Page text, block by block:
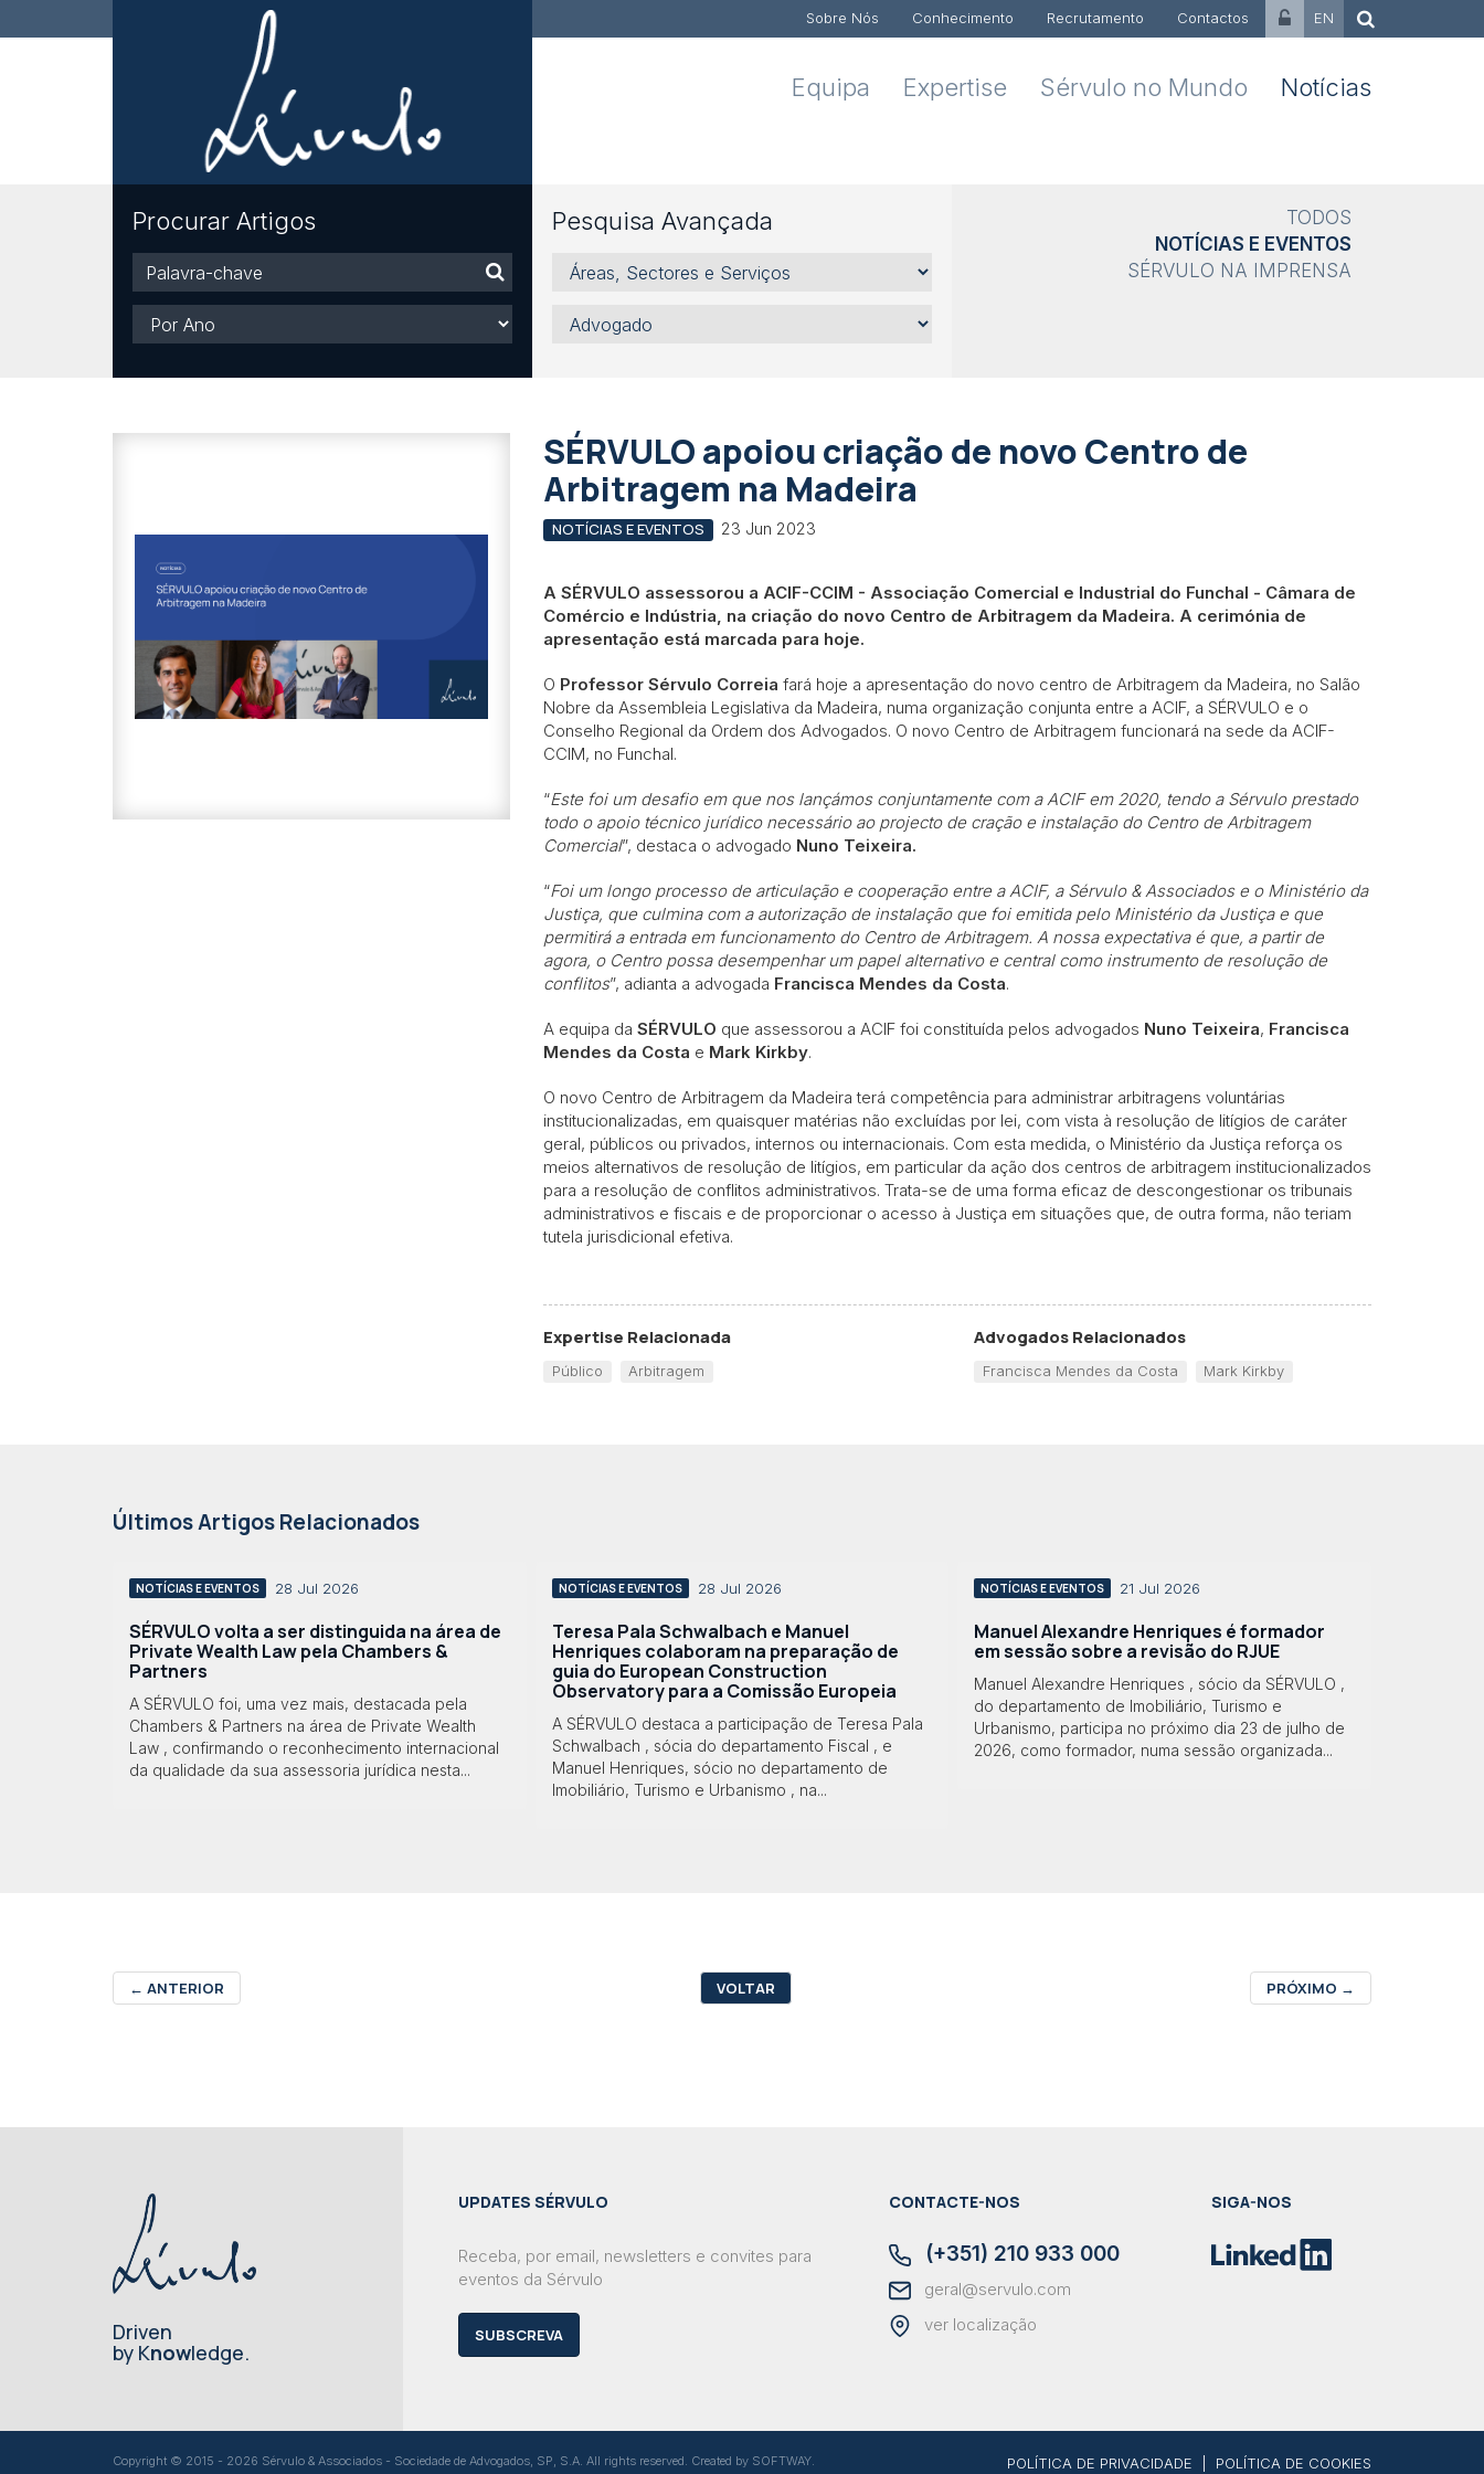
Sobre Nós Conhecimento Recrutamento Contactos EN
Equipa Expertise Sérvulo no Mundo Notícias
Procurar Artigos
Palavra-
chave
Ano
Pesquisa Avançada
Áreas,
Sectores
Serviços
Advogado
TODOS
NOTÍCIAS E EVENTOS
SÉRVULO NA IMPRENSA
SÉRVULO apoiou criação de novo Centro de
Arbitragem na Madeira
NOTÍCIAS E EVENTOS 23 Jun 2023
A SÉRVULO assessorou a ACIF-CCIM - Associação Comercial e Industrial do Funchal - Câmara de
Comércio e Indústria, na criação do novo Centro de Arbitragem da Madeira. A cerimónia de
apresentação está marcada para hoje.
O Professor Sérvulo Correia fará hoje a apresentação do novo centro de Arbitragem da Madeira, no Salão
Nobre da Assembleia Legislativa da Madeira, numa organização conjunta entre a ACIF, a SÉRVULO e o
Conselho Regional da Ordem dos Advogados. O novo Centro de Arbitragem funcionará na sede da ACIF-
CCIM, no Funchal.
“Este foi um desafio em que nos lançámos conjuntamente com a ACIF em 2020, tendo a Sérvulo prestado
todo o apoio técnico jurídico necessário ao projecto de cração e instalação do Centro de Arbitragem
Comercial”, destaca o advogado Nuno Teixeira.
“Foi um longo processo de articulação e cooperação entre a ACIF, a Sérvulo & Associados e o Ministério da
Justiça, que culmina com a autorização de instalação que foi emitida pelo Ministério da Justiça e que
permitirá a entrada em funcionamento do Centro de Arbitragem. A nossa expectativa é que, a partir de
agora, o Centro possa desempenhar um papel alternativo e central como instrumento de resolução de
conflitos”, adianta a advogada Francisca Mendes da Costa.
A equipa da SÉRVULO que assessorou a ACIF foi constituída pelos advogados Nuno Teixeira, Francisca
Mendes da Costa e Mark Kirkby.
O novo Centro de Arbitragem da Madeira terá competência para administrar arbitragens voluntárias
institucionalizadas, em quaisquer matérias não excluídas por lei, com vista à resolução de litígios de caráter
geral, públicos ou privados, internos ou internacionais. Com esta medida, o Ministério da Justiça reforça os
meios alternativos de resolução de litígios, em particular da ação dos centros de arbitragem institucionalizados
para a resolução de conflitos administrativos. Trata-se de uma forma eficaz de descongestionar os tribunais
administrativos e fiscais e de proporcionar o acesso à Justiça em situações que, de outra forma, não teriam
tutela jurisdicional efetiva.
Expertise Relacionada
Público Arbitragem
Advogados Relacionados
Francisca Mendes da Costa Mark Kirkby
Últimos Artigos Relacionados
NOTÍCIAS E EVENTOS 28 Jul 2026
SÉRVULO volta a ser distinguida na área de
Private Wealth Law pela Chambers &
Partners
A SÉRVULO foi, uma vez mais, destacada pela
Chambers & Partners na área de Private Wealth
Law , confirmando o reconhecimento internacional
da qualidade da sua assessoria jurídica nesta...
NOTÍCIAS E EVENTOS 28 Jul 2026
Teresa Pala Schwalbach e Manuel
Henriques colaboram na preparação de
guia do European Construction
Observatory para a Comissão Europeia
A SÉRVULO destaca a participação de Teresa Pala
Schwalbach , sócia do departamento Fiscal , e
Manuel Henriques, sócio no departamento de
Imobiliário, Turismo e Urbanismo , na...
NOTÍCIAS E EVENTOS 21 Jul 2026
Manuel Alexandre Henriques é formador
em sessão sobre a revisão do RJUE
Manuel Alexandre Henriques , sócio da SÉRVULO ,
do departamento de Imobiliário, Turismo e
Urbanismo, participa no próximo dia 23 de julho de
2026, como formador, numa sessão organizada...
← ANTERIOR VOLTAR PRÓXIMO →
Driven
by Knowledge.
UPDATES SÉRVULO
Receba, por email, newsletters e convites para
eventos da Sérvulo
SUBSCREVA
CONTACTE-NOS
(+351) 210 933 000
geral@servulo.com
ver localização
SIGA-NOS
Copyright © 2015 - 2026 Sérvulo & Associados - Sociedade de Advogados, SP, S.A. All rights reserved. Created by SOFTWAY POLÍTICA DE PRIVACIDADE POLÍTICA DE COOKIES